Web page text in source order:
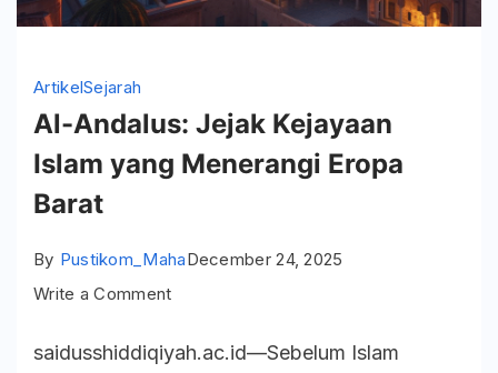
ArtikelSejarah
Al-Andalus: Jejak Kejayaan
Islam yang Menerangi Eropa
Barat
By Pustikom_MahaDecember 24, 2025
Write a Commenton
Andalus:
saidusshiddiqiyah.ac.id—Sebelum Islam